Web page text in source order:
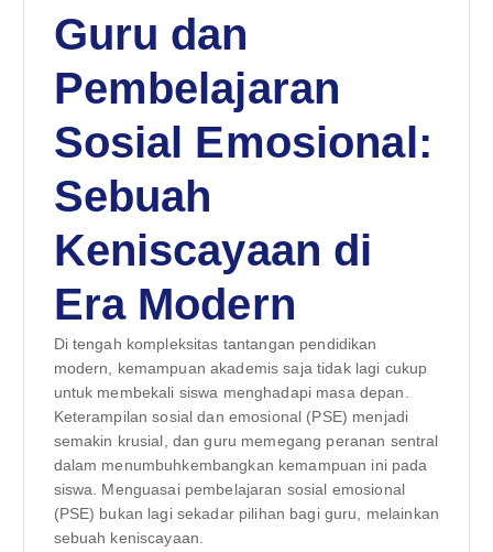
Guru dan
Pembelajaran
Sosial Emosional:
Sebuah
Keniscayaan di
Era Modern
Di tengah kompleksitas tantangan pendidikan
modern, kemampuan akademis saja tidak lagi cukup
untuk membekali siswa menghadapi masa depan.
Keterampilan sosial dan emosional (PSE) menjadi
semakin krusial, dan guru memegang peranan sentral
dalam menumbuhkembangkan kemampuan ini pada
siswa. Menguasai pembelajaran sosial emosional
(PSE) bukan lagi sekadar pilihan bagi guru, melainkan
sebuah keniscayaan.